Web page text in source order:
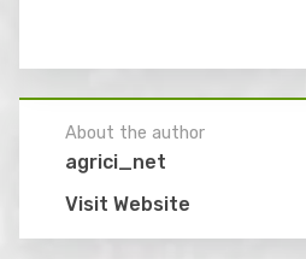
About the author
agrici_net
Visit Website